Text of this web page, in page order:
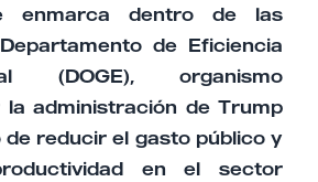
enmarca dentro de las
de Eficiencia
(DOGE), organismo
la administración de Trump
de reducir el gasto público y
en el sector